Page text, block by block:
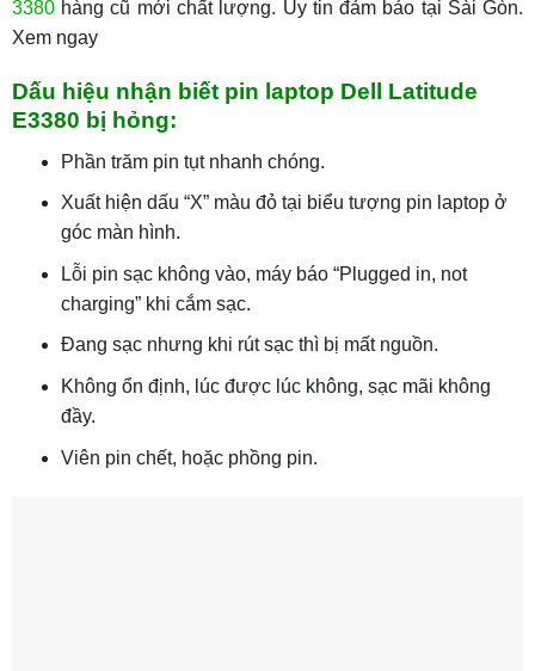
3380hàng cũ mới chất lượng. Uy tin đảm bảo tại Sài Gòn.
Xem ngay
Dấu hiệu nhận biết pin laptop Dell Latitude
E3380 bị hỏng:
Phần trăm pin tụt nhanh chóng.
Xuất hiện dấu “X” màu đỏ tại biểu tượng pin laptop ở
góc màn hình.
Lỗi pin sạc không vào, máy báo “Plugged in, not
charging” khi cắm sạc.
Đang sạc nhưng khi rút sạc thì bị mất nguồn.
Không ổn định, lúc được lúc không, sạc mãi không
đầy.
Viên pin chết, hoặc phồng pin.